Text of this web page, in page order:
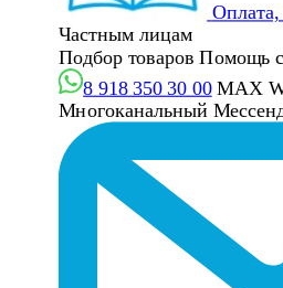
Оплата,
Частным лицам
Подбор товаров Помощь с
8 918 350 30 00 MAX
Многоканальный